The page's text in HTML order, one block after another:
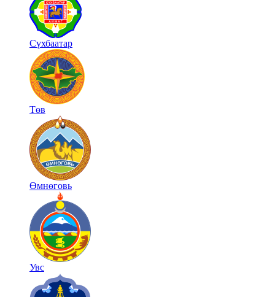
Сүхбаатар
Төв
Өмнөговь
Увс